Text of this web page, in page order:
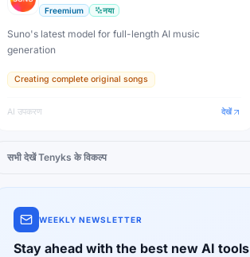
Freemium नया
Suno's latest model for full-length AI music
generation
Creating complete original songs
AI उपकरण देखें
सभी देखें Tenyks के विकल्प
WEEKLY NEWSLETTER
Stay ahead with the best new AI tools